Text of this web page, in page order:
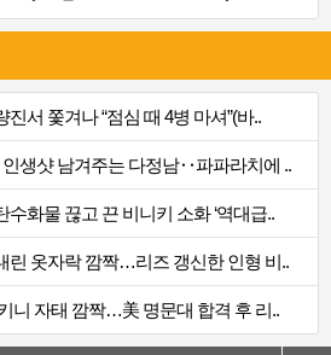
서 쫓겨나 “점심 때 4병 마셔”(바..
생샷 남겨주는 다정남‥파파라치에 ..
화물 끊고 끈 비니키 소화 ‘역대급..
린 옷자락 깜짝…리즈 갱신한 인형 비..
니 자태 깜짝…美 명문대 합격 후 리..